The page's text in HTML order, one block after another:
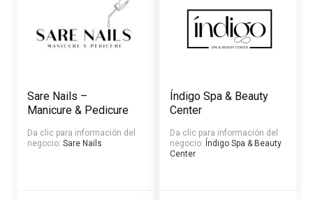
Sare Nails –
Manicure & Pedicure
Da clic para información del
negocio: Sare Nails
Índigo Spa & Beauty
Center
Da clic para información del
negocio: Índigo Spa & Beauty
Center